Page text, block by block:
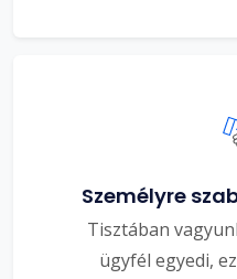
Személyre
Tisztában
ügyfél egyedi,